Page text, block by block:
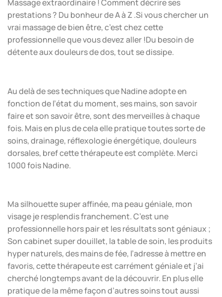
Massage extraordinaire ! Comment décrire ses
prestations ? Du bonheur de A à Z .Si vous chercher un
vrai massage de bien être, c’est chez cette
professionnelle que vous devez aller !Du besoin de
détente aux douleurs de dos, tout se dissipe.
Au delà de ses techniques que Nadine adopte en
fonction de l’état du moment, ses mains, son savoir
faire et son savoir être, sont des merveilles à chaque
fois. Mais en plus de cela elle pratique toutes sorte de
soins, drainage, réflexologie énergétique, douleurs
dorsales, bref cette thérapeute est complète. Merci
1000 fois Nadine.
Ma silhouette super affinée, ma peau géniale, mon
visage je resplendis franchement. C’est une
professionnelle hors pair et les résultats sont géniaux ;
Son cabinet super douillet, la table de soin, les produits
hyper naturels, des mains de fée, l’adresse à mettre en
favoris, cette thérapeute est carrément géniale et j’ai
cherché longtemps avant de la découvrir. En plus elle
pratique de la même façon d’autres soins tout aussi